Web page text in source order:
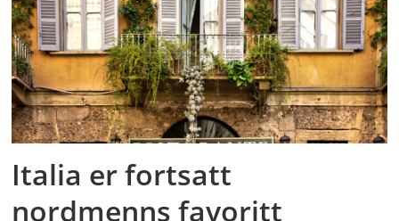
Italia er fortsatt
nordmenns favoritt